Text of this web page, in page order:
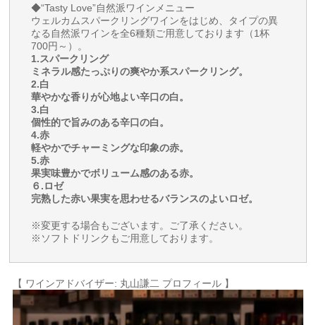
◆“Tasty Love”自然派ワインメニュー
ウェルカムスパークリングワインをはじめ、タイプの異
なる自然派ワインを全6種類ご用意しております（1杯
700円～）。
1.スパークリング
ミネラル感たっぷりの爽やか系スパークリング。
2.白
華やかな香りが心地よい辛口の白。
3.白
個性的で旨みのある辛口の白。
4.赤
軽やかでチャーミングな印象の赤。
5.赤
果実味豊かでボリューム感のある赤。
６.ロゼ
完熟した赤い果実を思わせるバランスのよいロゼ。
※変更する場合もございます。ご了承ください。
※ソフトドリンクもご用意しております。
【 ワインアドバイザー: 丸山謙二 プロフィール 】